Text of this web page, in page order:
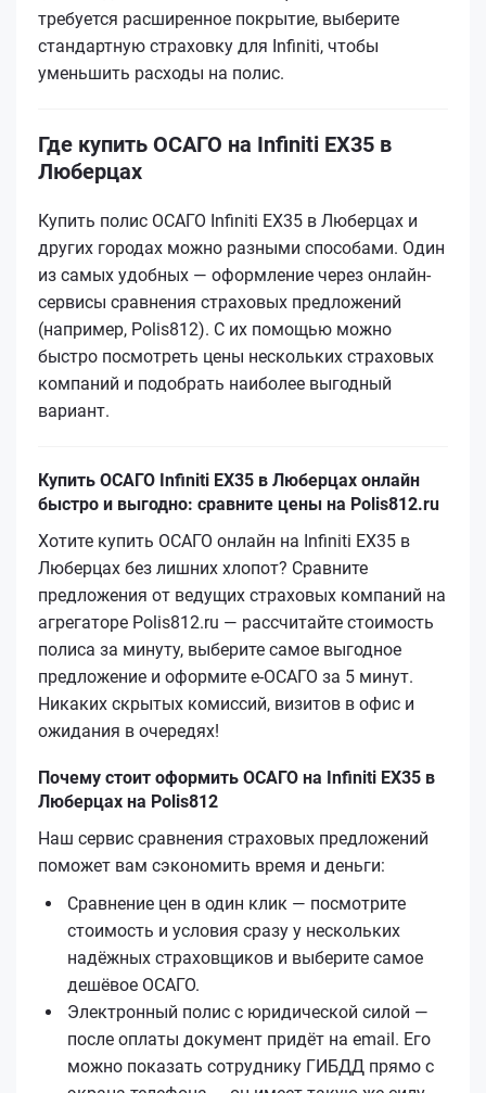
требуется расширенное покрытие, выберите
стандартную страховку для Infiniti, чтобы
уменьшить расходы на полис.
Где купить ОСАГО на Infiniti EX35 в
Люберцах
Купить полис ОСАГО Infiniti EX35 в Люберцах и
других городах можно разными способами. Один
из самых удобных — оформление через онлайн-
сервисы сравнения страховых предложений
(например, Polis812). С их помощью можно
быстро посмотреть цены нескольких страховых
компаний и подобрать наиболее выгодный
вариант.
Купить ОСАГО Infiniti EX35 в Люберцах онлайн
быстро и выгодно: сравните цены на Polis812.ru
Хотите купить ОСАГО онлайн на Infiniti EX35 в
Люберцах без лишних хлопот? Сравните
предложения от ведущих страховых компаний на
агрегаторе Polis812.ru — рассчитайте стоимость
полиса за минуту, выберите самое выгодное
предложение и оформите е‑ОСАГО за 5 минут.
Никаких скрытых комиссий, визитов в офис и
ожидания в очередях!
Почему стоит оформить ОСАГО на Infiniti EX35 в
Люберцах на Polis812
Наш сервис сравнения страховых предложений
поможет вам сэкономить время и деньги:
Сравнение цен в один клик — посмотрите
стоимость и условия сразу у нескольких
надёжных страховщиков и выберите самое
дешёвое ОСАГО.
Электронный полис с юридической силой —
после оплаты документ придёт на email. Его
можно показать сотруднику ГИБДД прямо с